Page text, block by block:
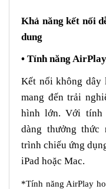
Khả năng kết nối
dung
• Tính năng AirPlay
Kết nối không dây
mang đến trải
hình lớn. Với tính
dàng thưởng thức
trình chiếu ứng
iPad hoặc Mac.
*Tính năng AirPlay